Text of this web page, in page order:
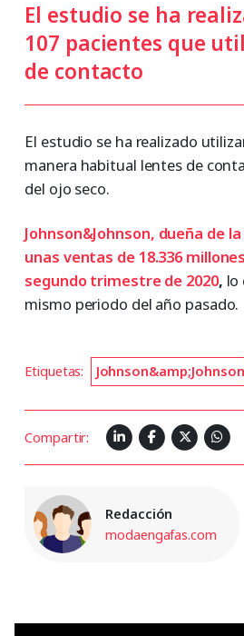
El estudio se ha
107 pacientes que
de contacto
El estudio se ha realizado
manera habitual lentes de
del ojo seco.
Johnson&Johnson, dueña de
unas ventas de 18.336
segundo trimestre de 2020, lo
mismo periodo del año pasado.
Etiquetas: Johnson&amp;Johnson
Compartir:
Redacción
modaengafas.com